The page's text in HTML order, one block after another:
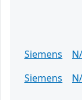
Siemens
Siemens